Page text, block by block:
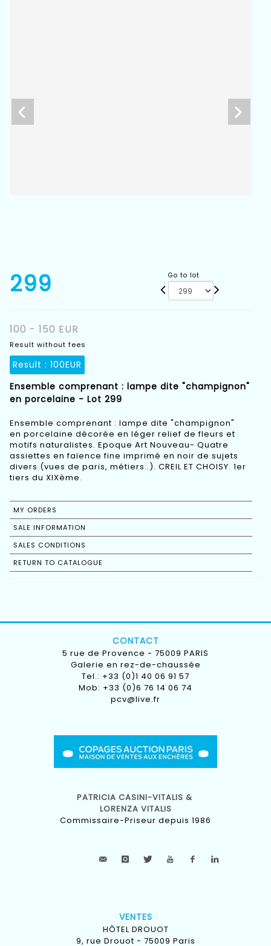
299 Go to lot
100 - 150 EUR
Result without fees
Result : 100EUR
Ensemble comprenant : lampe dite "champignon"
en porcelaine - Lot 299
Ensemble comprenant : lampe dite "champignon"
en porcelaine décorée en léger relief de fleurs et
motifs naturalistes. Epoque Art Nouveau- Quatre
assiettes en faïence fine imprimé en noir de sujets
divers (vues de paris, métiers..). CREIL ET CHOISY. 1er
tiers du XIXème.
MY ORDERS
SALE INFORMATION
SALES CONDITIONS
RETURN TO CATALOGUE
CONTACT
5 rue de Provence - 75009 PARIS
Galerie en rez-de-chaussée
Tel.: +33 (0)1 40 06 91 57
Mob: +33 (0)6 76 14 06 74
pcv@live.fr
PATRICIA CASINI-VITALIS &
LORENZA VITALIS
Commissaire-Priseur depuis 1986
VENTES
HÔTEL DROUOT
9, rue Drouot - 75009 Paris